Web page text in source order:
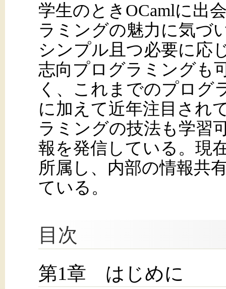
学生のときOCamlに出
ラミングの魅力に気づ
シンプル且つ必要に応
志向プログラミングも
く、これまでのプログ
に加えて近年注目され
ラミングの技法も学習
報を発信している。現
所属し、内部の情報共
ている。
目次
第1章 はじめに